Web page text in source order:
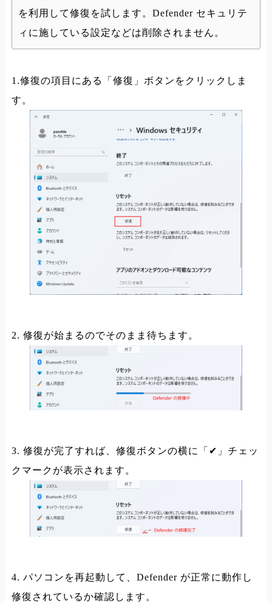
を利用して修復を試します。Defender セキュリテ
ィに施している設定などは削除されません。
1.修復の項目にある「修復」ボタンをクリックしま
す。
2. 修復が始まるのでそのまま待ちます。
3. 修復が完了すれば、修復ボタンの横に「✔」チェッ
クマークが表示されます。
4. パソコンを再起動して、Defender が正常に動作し
修復されているか確認します。